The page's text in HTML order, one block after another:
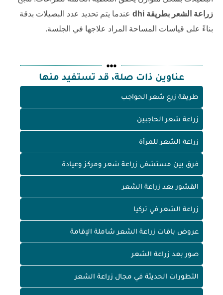
زراعة الشعر بطريقة dhi
عندما يتم تحديد عدد البصيلات بدقة
بناءً على قياسات المساحة المراد علاجها في الجلسة.
عناوين ذات صلة، قد تستفيد منها
طريقة زرع شعر الحواجب
زراعة شعر الحاجبين
زراعة الشعر للمرأة
فرق بين مستشفى زراعة شعر ومركز وعيادة
القشور بعد زراعة الشعر
زراعة الشعر في تركيا
عروض باقات زراعة الشعر شاملة الإقامة
صور بعد زراعة الشعر
التطورات الحديثة في مجال زراعة الشعر